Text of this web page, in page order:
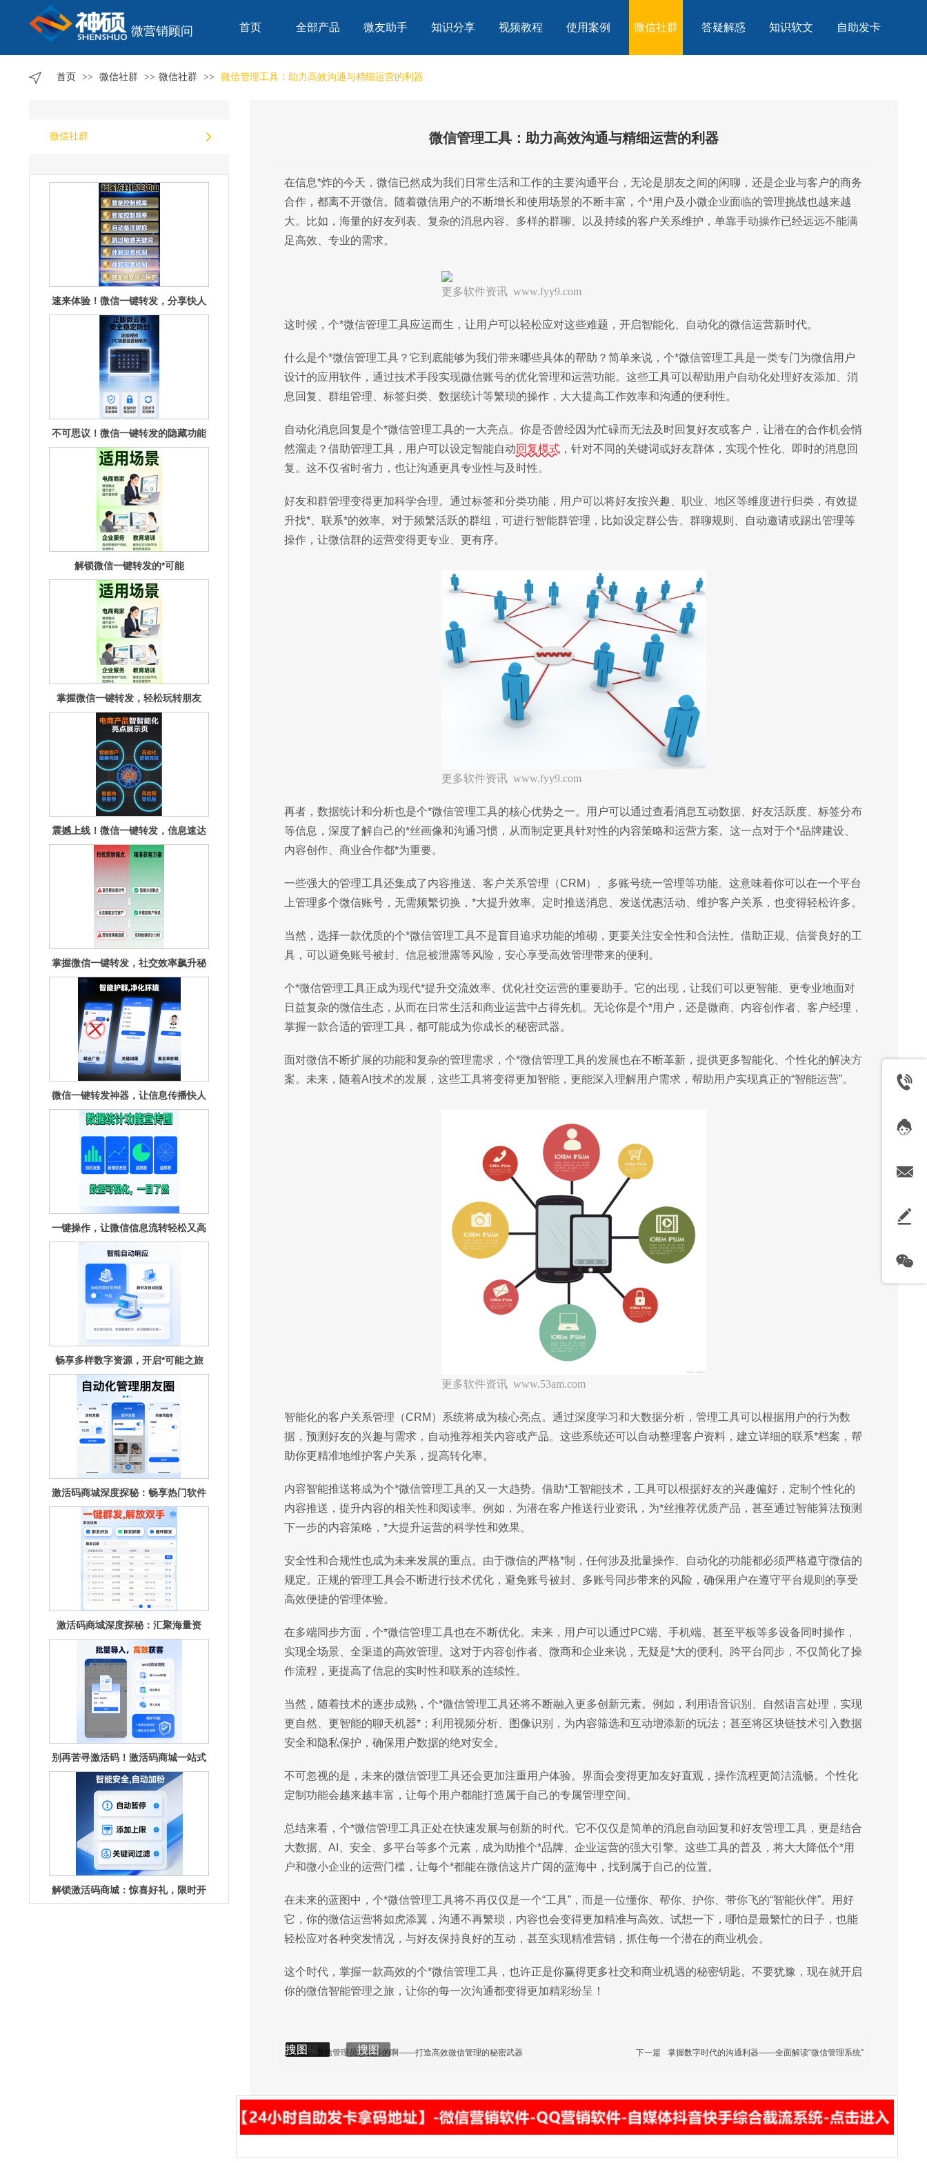
微营销顾问 首页 全部产品 微友助手 知识分享 视频教程 使用案例 微信社群 答疑解惑 知识软文 自助发卡
首页 >> 微信社群 >> 微信社群 >> 微信管理工具：助力高效沟通与精细运营的利器
微信社群
微信一键转发来袭，轻松搞定信息快
分享！
速来体验！微信一键转发，分享快人
一步
不可思议！微信一键转发的隐藏功能
大揭秘
解锁微信一键转发的*可能
掌握微信一键转发，轻松玩转朋友
圈！
震撼上线！微信一键转发，信息速达
无延迟！
掌握微信一键转发，社交效率飙升秘
微信一键转发神器，让信息传播快人
一步！
效
畅享多样数字资源，开启*可能之旅
激活码商城深度探秘：畅享热门软件
的秘钥宝
激活码商城深度探秘：汇聚海量资
源，畅享无
别再苦寻激活码！激活码商城一站式
满足你的
解锁激活码商城：惊喜好礼，限时开
抢！
微信管理工具：助力高效沟通与精细运营的利器
在信息*炸的今天，微信已然成为我们日常生活和工作的主要沟通平台，无论是朋友之间的闲聊，还是企业与客户的商务
合作，都离不开微信。随着微信用户的不断增长和使用场景的不断丰富，个*用户及小微企业面临的管理挑战也越来越
大。比如，海量的好友列表、复杂的消息内容、多样的群聊、以及持续的客户关系维护，单靠手动操作已经远远不能满
足高效、专业的需求。
编辑 搜图
更多软件资讯 www.fyy9.com
这时候，个*微信管理工具应运而生，让用户可以轻松应对这些难题，开启智能化、自动化的微信运营新时代。
什么是个*微信管理工具？它到底能够为我们带来哪些具体的帮助？简单来说，个*微信管理工具是一类专门为微信用户
设计的应用软件，通过技术手段实现微信账号的优化管理和运营功能。这些工具可以帮助用户自动化处理好友添加、消
息回复、群组管理、标签归类、数据统计等繁琐的操作，大大提高工作效率和沟通的便利性。
自动化消息回复是个*微信管理工具的一大亮点。你是否曾经因为忙碌而无法及时回复好友或客户，让潜在的合作机会悄
然溜走？借助管理工具，用户可以设定智能自动回复模式 ，针对不同的关键词或好友群体，实现个性化、即时的消息回
复。这不仅省时省力，也让沟通更具专业性与及时性。
好友和群管理变得更加科学合理。通过标签和分类功能，用户可以将好友按兴趣、职业、地区等维度进行归类，有效提
升找*、联系*的效率。对于频繁活跃的群组，可进行智能群管理，比如设定群公告、群聊规则、自动邀请或踢出管理等
操作，让微信群的运营变得更专业、更有序。
搜图
更多软件资讯 www.fyy9.com
再者，数据统计和分析也是个*微信管理工具的核心优势之一。用户可以通过查看消息互动数据、好友活跃度、标签分布
等信息，深度了解自己的*丝画像和沟通习惯，从而制定更具针对性的内容策略和运营方案。这一点对于个*品牌建设、
内容创作、商业合作都*为重要。
一些强大的管理工具还集成了内容推送、客户关系管理（CRM）、多账号统一管理等功能。这意味着你可以在一个平台
上管理多个微信账号，无需频繁切换，*大提升效率。定时推送消息、发送优惠活动、维护客户关系，也变得轻松许多。
当然，选择一款优质的个*微信管理工具不是盲目追求功能的堆砌，更要关注安全性和合法性。借助正规、信誉良好的工
具，可以避免账号被封、信息被泄露等风险，安心享受高效管理带来的便利。
个*微信管理工具正成为现代*提升交流效率、优化社交运营的重要助手。它的出现，让我们可以更智能、更专业地面对
日益复杂的微信生态，从而在日常生活和商业运营中占得先机。无论你是个*用户，还是微商、内容创作者、客户经理，
掌握一款合适的管理工具，都可能成为你成长的秘密武器。
面对微信不断扩展的功能和复杂的管理需求，个*微信管理工具的发展也在不断革新，提供更多智能化、个性化的解决方
案。未来，随着AI技术的发展，这些工具将变得更加智能，更能深入理解用户需求，帮助用户实现真正的“智能运营”。
搜图
更多软件资讯 www.53am.com
智能化的客户关系管理（CRM）系统将成为核心亮点。通过深度学习和大数据分析，管理工具可以根据用户的行为数
据，预测好友的兴趣与需求，自动推荐相关内容或产品。这些系统还可以自动整理客户资料，建立详细的联系*档案，帮
助你更精准地维护客户关系，提高转化率。
内容智能推送将成为个*微信管理工具的又一大趋势。借助*工智能技术，工具可以根据好友的兴趣偏好，定制个性化的
内容推送，提升内容的相关性和阅读率。例如，为潜在客户推送行业资讯，为*丝推荐优质产品，甚至通过智能算法预测
下一步的内容策略，*大提升运营的科学性和效果。
安全性和合规性也成为未来发展的重点。由于微信的严格*制，任何涉及批量操作、自动化的功能都必须严格遵守微信的
规定。正规的管理工具会不断进行技术优化，避免账号被封、多账号同步带来的风险，确保用户在遵守平台规则的享受
高效便捷的管理体验。
在多端同步方面，个*微信管理工具也在不断优化。未来，用户可以通过PC端、手机端、甚至平板等多设备同时操作，
实现全场景、全渠道的高效管理。这对于内容创作者、微商和企业来说，无疑是*大的便利。跨平台同步，不仅简化了操
作流程，更提高了信息的实时性和联系的连续性。
当然，随着技术的逐步成熟，个*微信管理工具还将不断融入更多创新元素。例如，利用语音识别、自然语言处理，实现
更自然、更智能的聊天机器*；利用视频分析、图像识别，为内容筛选和互动增添新的玩法；甚至将区块链技术引入数据
安全和隐私保护，确保用户数据的绝对安全。
不可忽视的是，未来的微信管理工具还会更加注重用户体验。界面会变得更加友好直观，操作流程更简洁流畅。个性化
定制功能会越来越丰富，让每个用户都能打造属于自己的专属管理空间。
总结来看，个*微信管理工具正处在快速发展与创新的时代。它不仅仅是简单的消息自动回复和好友管理工具，更是结合
大数据、AI、安全、多平台等多个元素，成为助推个*品牌、企业运营的强大引擎。这些工具的普及，将大大降低个*用
户和微小企业的运营门槛，让每个*都能在微信这片广阔的蓝海中，找到属于自己的位置。
在未来的蓝图中，个*微信管理工具将不再仅仅是一个“工具”，而是一位懂你、帮你、护你、带你飞的“智能伙伴”。用好
它，你的微信运营将如虎添翼，沟通不再繁琐，内容也会变得更加精准与高效。试想一下，哪怕是最繁忙的日子，也能
轻松应对各种突发情况，与好友保持良好的互动，甚至实现精准营销，抓住每一个潜在的商业机会。
这个时代，掌握一款高效的个*微信管理工具，也许正是你赢得更多社交和商业机遇的秘密钥匙。不要犹豫，现在就开启
你的微信智能管理之旅，让你的每一次沟通都变得更加精彩纷呈！
上一篇 微信管理员怎么弄的啊——打造高效微信管理的秘密武器 下一篇 掌握数字时代的沟通利器——全面解读“微信管理系统”